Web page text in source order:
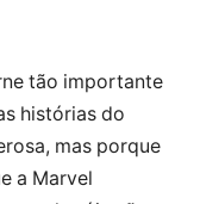
tão importante
histórias do
mas porque
a Marvel